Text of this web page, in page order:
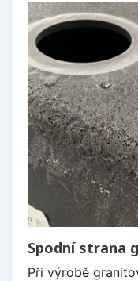
Spodní strana
Při výrobě